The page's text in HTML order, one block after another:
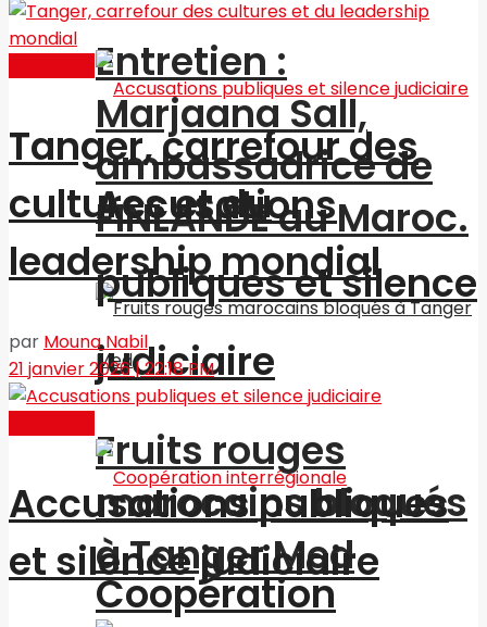
Entretien :
Marjaana Sall,
ambassadrice de
FINLANDE au Maroc.
Fruits rouges
marocains bloqués
à Tanger Med
Accusations
publiques et silence
judiciaire
Coopération
Tanger, carrefour des
cultures et du
leadership mondial
par Mouna Nabil
21 janvier 2026 | 22:18 PM
Accusations publiques
et silence judiciaire